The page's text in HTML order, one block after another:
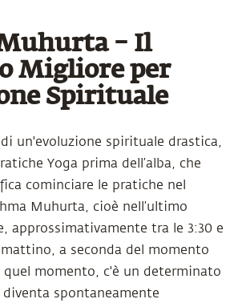
– ​Il
Migliore per
Spirituale​
di un'evoluzione spirituale drastica,
Yoga prima dell’alba, che
cominciare le pratiche nel
Muhurta, cioè nell’ultimo
approssimativamente tra le 3:30 e
mattino, a seconda del momento
quel momento, c'è un determinato
spontaneamente